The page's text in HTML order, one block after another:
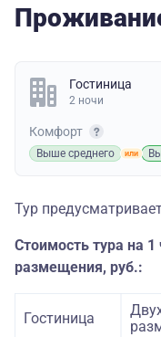
Гостиница
2 ночи
Комфорт
Выше среднего
Тур
Стоимость тура на
размещения, руб.:
Гостиница